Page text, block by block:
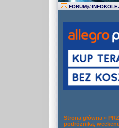
FORUM@
Strona główna »
podróżnika,